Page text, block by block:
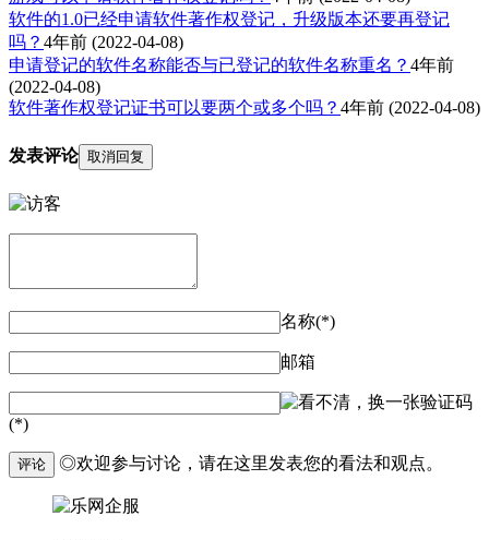
软件的1.0已经申请软件著作权登记，升级版本还要再登记
吗？ 4年前 (2022-04-08)
申请登记的软件名称能否与已登记的软件名称重名？ 4年前
(2022-04-08)
软件著作权登记证书可以要两个或多个吗？ 4年前 (2022-04-08)
发表评论 取消回复
名称(*)
邮箱
验证码
(*)
评论 ◎欢迎参与讨论，请在这里发表您的看法和观点。